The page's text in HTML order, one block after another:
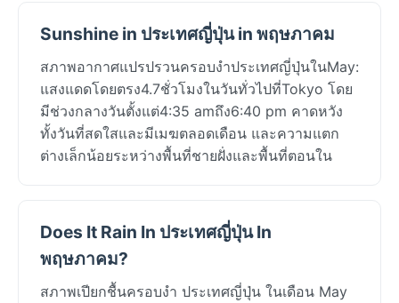
Sunshine in ประเทศญี่ปุ่น in พฤษภาคม
สภาพอากาศแปรปรวนครอบงำประเทศญี่ปุ่นในMay:
แสงแดดโดยตรง4.7ชั่วโมงในวันทั่วไปที่Tokyo โดย
มีช่วงกลางวันตั้งแต่4:35 amถึง6:40 pm คาดหวัง
ทั้งวันที่สดใสและมีเมฆตลอดเดือน และความแตก
ต่างเล็กน้อยระหว่างพื้นที่ชายฝั่งและพื้นที่ตอนใน
Does It Rain In ประเทศญี่ปุ่น In
พฤษภาคม?
สภาพเปียกชื้นครอบงำ ประเทศญี่ปุ่น ในเดือน May